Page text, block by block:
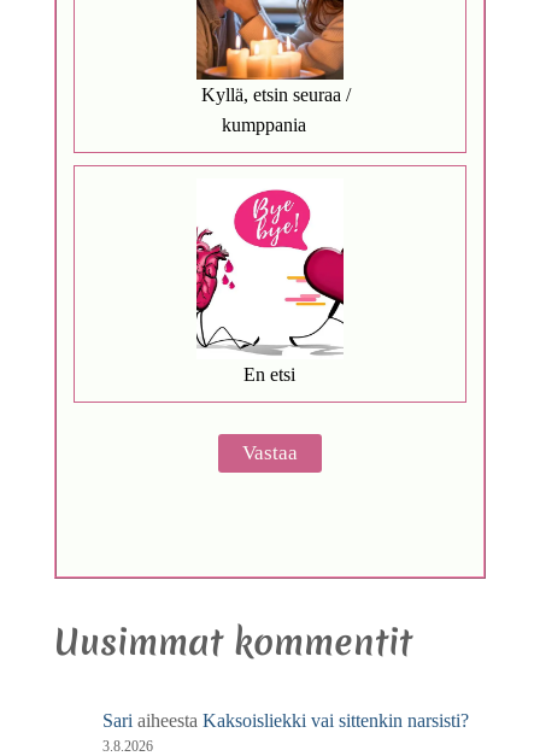
Kyllä, etsin seuraa /
kumppania
En etsi
Uusimmat kommentit
Sari aiheesta Kaksoisliekki vai sittenkin narsisti?
3.8.2026